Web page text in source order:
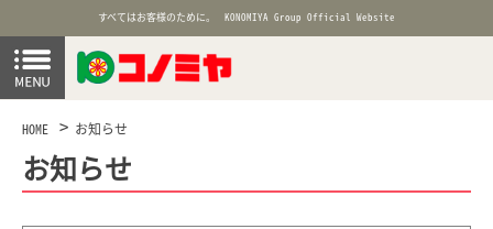
すべてはお客様のために。 KONOMIYA Group Official Website
HOME お知らせ
お知らせ